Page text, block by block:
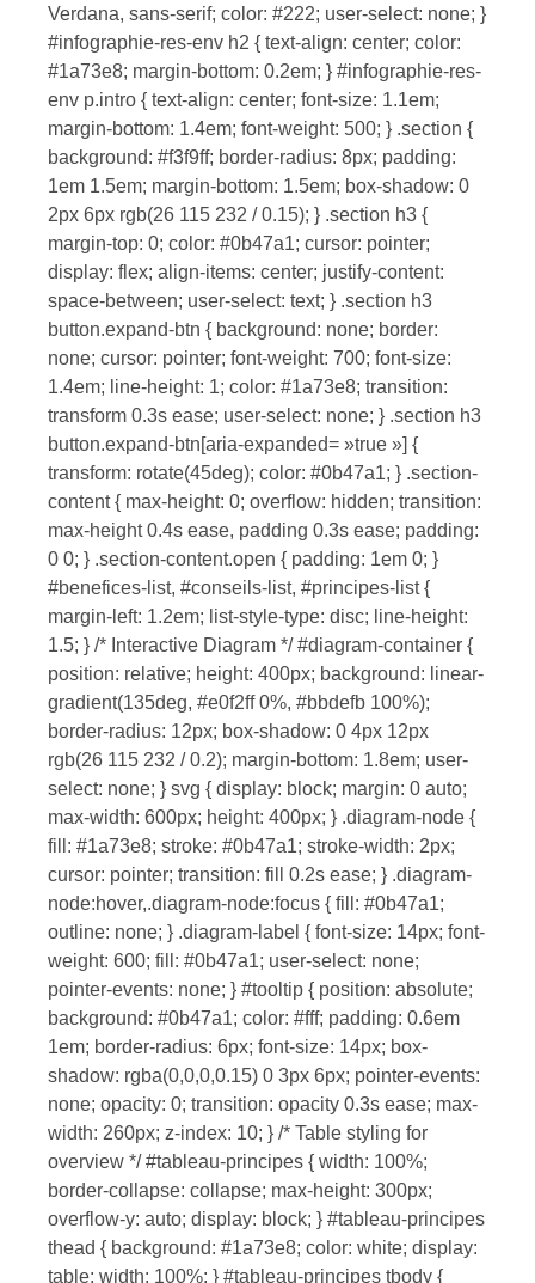
Verdana, sans-serif; color: #222; user-select: none; }
#infographie-res-env h2 { text-align: center; color:
#1a73e8; margin-bottom: 0.2em; } #infographie-res-
env p.intro { text-align: center; font-size: 1.1em;
margin-bottom: 1.4em; font-weight: 500; } .section {
background: #f3f9ff; border-radius: 8px; padding:
1em 1.5em; margin-bottom: 1.5em; box-shadow: 0
2px 6px rgb(26 115 232 / 0.15); } .section h3 {
margin-top: 0; color: #0b47a1; cursor: pointer;
display: flex; align-items: center; justify-content:
space-between; user-select: text; } .section h3
button.expand-btn { background: none; border:
none; cursor: pointer; font-weight: 700; font-size:
1.4em; line-height: 1; color: #1a73e8; transition:
transform 0.3s ease; user-select: none; } .section h3
button.expand-btn[aria-expanded= »true »] {
transform: rotate(45deg); color: #0b47a1; } .section-
content { max-height: 0; overflow: hidden; transition:
max-height 0.4s ease, padding 0.3s ease; padding:
0 0; } .section-content.open { padding: 1em 0; }
#benefices-list, #conseils-list, #principes-list {
margin-left: 1.2em; list-style-type: disc; line-height:
1.5; } /* Interactive Diagram */ #diagram-container {
position: relative; height: 400px; background: linear-
gradient(135deg, #e0f2ff 0%, #bbdefb 100%);
border-radius: 12px; box-shadow: 0 4px 12px
rgb(26 115 232 / 0.2); margin-bottom: 1.8em; user-
select: none; } svg { display: block; margin: 0 auto;
max-width: 600px; height: 400px; } .diagram-node {
fill: #1a73e8; stroke: #0b47a1; stroke-width: 2px;
cursor: pointer; transition: fill 0.2s ease; } .diagram-
node:hover,.diagram-node:focus { fill: #0b47a1;
outline: none; } .diagram-label { font-size: 14px; font-
weight: 600; fill: #0b47a1; user-select: none;
pointer-events: none; } #tooltip { position: absolute;
background: #0b47a1; color: #fff; padding: 0.6em
1em; border-radius: 6px; font-size: 14px; box-
shadow: rgba(0,0,0,0.15) 0 3px 6px; pointer-events:
none; opacity: 0; transition: opacity 0.3s ease; max-
width: 260px; z-index: 10; } /* Table styling for
overview */ #tableau-principes { width: 100%;
border-collapse: collapse; max-height: 300px;
overflow-y: auto; display: block; } #tableau-principes
thead { background: #1a73e8; color: white; display:
table; width: 100%; } #tableau-principes tbody {